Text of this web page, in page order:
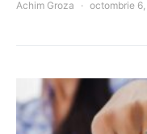
Achim Groza octombrie